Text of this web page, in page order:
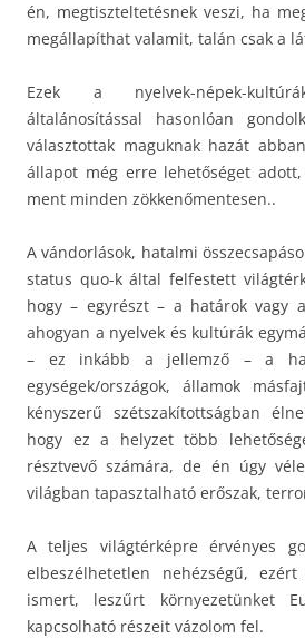
én, megtiszteltetésnek veszi, ha
megállapíthat valamit, talán csak a
Ezek a nyelvek-népek-
általánosítással hasonlóan
választottak maguknak hazát
állapot még erre lehetőséget
ment minden zökkenőmentesen..
A vándorlások, hatalmi
status quo-k által felfestett
hogy – egyrészt – a határok vagy
ahogyan a nyelvek és kultúrák
– ez inkább a jellemző – a
egységek/országok, államok
kényszerű szétszakítottságban
hogy ez a helyzet több
résztvevő számára, de én úgy
világban tapasztalható erőszak,
A teljes világtérképre érvényes
elbeszélhetetlen nehézségű,
ismert, leszűrt környezetünket
kapcsolható részeit vázolom fel.